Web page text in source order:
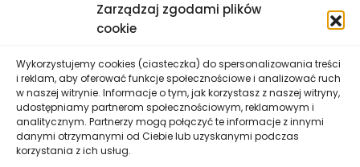
Zarządzaj zgodami plików
cookie
Wykorzystujemy cookies (ciasteczka) do spersonalizowania treści
i reklam, aby oferować funkcje społecznościowe i analizować ruch
w naszej witrynie. Informacje o tym, jak korzystasz z naszej witryny,
udostępniamy partnerom społecznościowym, reklamowym i
analitycznym. Partnerzy mogą połączyć te informacje z innymi
danymi otrzymanymi od Ciebie lub uzyskanymi podczas
korzystania z ich usług.
UWM w Olsztynie" (nr FERS.01.05-IP.08-0048/25
dofinansowanym przez Unię Europejską.
Uniwersytet Warmińsko-Mazurski w Olsztynie zastrzega
sobie prawo wprowadzenia zmian danych zawartych na